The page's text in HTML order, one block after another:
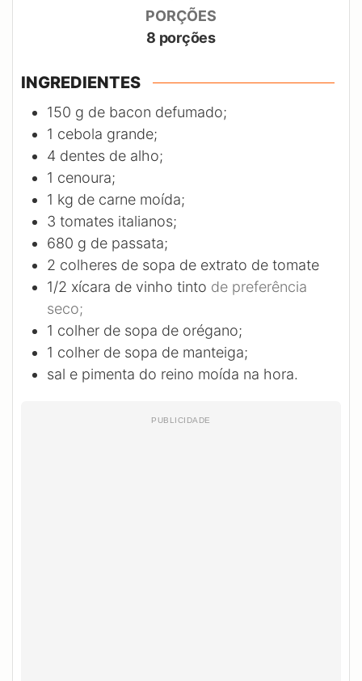
PORÇÕES
8 porções
INGREDIENTES
150 g de bacon defumado;
1 cebola grande;
4 dentes de alho;
1 cenoura;
1 kg de carne moída;
3 tomates italianos;
680 g de passata;
2 colheres de sopa de extrato de tomate
1/2 xícara de vinho tinto de preferência
seco;
1 colher de sopa de orégano;
1 colher de sopa de manteiga;
sal e pimenta do reino moída na hora.